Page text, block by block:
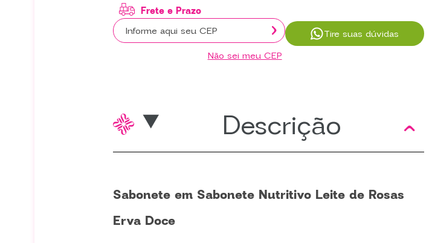
Não sei meu CEP
Tire suas dúvidas
Descrição
Sabonete em Sabonete Nutritivo Leite de Rosas
Erva Doce